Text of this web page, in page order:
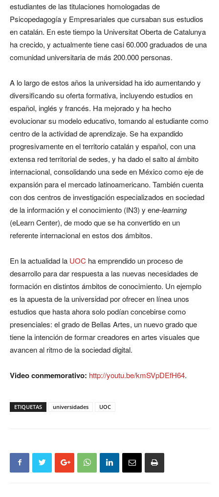
estudiantes de las titulaciones homologadas de
Psicopedagogía y Empresariales que cursaban sus estudios
en catalán. En este tiempo la Universitat Oberta de Catalunya
ha crecido, y actualmente tiene casi 60.000 graduados de una
comunidad universitaria de más 200.000 personas.
A lo largo de estos años la universidad ha ido aumentando y
diversificando su oferta formativa, incluyendo estudios en
español, inglés y francés. Ha mejorado y ha hecho
evolucionar su modelo educativo, tomando al estudiante como
centro de la actividad de aprendizaje. Se ha expandido
progresivamente en el territorio catalán y español, con una
extensa red territorial de sedes, y ha dado el salto al ámbito
internacional, consolidando una sede en México como eje de
expansión para el mercado latinoamericano. También cuenta
con dos centros de investigación especializados en sociedad
de la información y el conocimiento (IN3) y ene-learning
(eLearn Center), de modo que se ha convertido en un
referente internacional en estos dos ámbitos.
En la actualidad la UOC ha emprendido un proceso de
desarrollo para dar respuesta a las nuevas necesidades de
formación en distintos ámbitos de conocimiento. Un ejemplo
es la apuesta de la universidad por ofrecer en línea unos
estudios que hasta ahora solo podían concebirse como
presenciales: el grado de Bellas Artes, un nuevo grado que
tiene la intención de formar creadores en artes visuales que
avancen al ritmo de la sociedad digital.
Video conmemorativo: http://youtu.be/kmSVpDEfH64.
ETIQUETAS universidades UOC